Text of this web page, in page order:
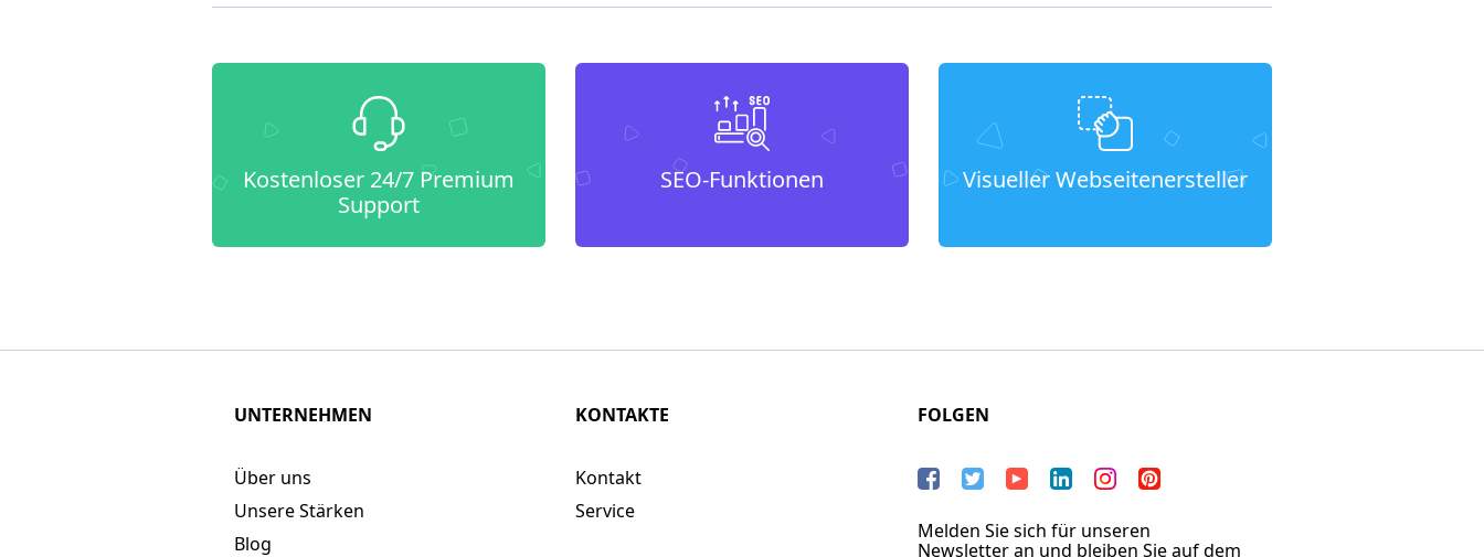
Kostenloser 24/7 Premium
Support
SEO-Funktionen Visueller Webseitenersteller
UNTERNEHMEN
Über uns
Unsere Stärken
Blog
KONTAKTE
Kontakt
Service
FOLGEN
Melden Sie sich für unseren
Newsletter an und bleiben Sie auf dem